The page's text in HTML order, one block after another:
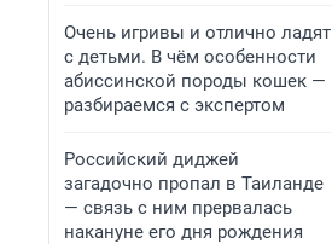
Очень игривы и отлично ладят
с детьми. В чём особенности
абиссинской породы кошек —
разбираемся с экспертом
Российский диджей
загадочно пропал в Таиланде
— связь с ним прервалась
накануне его дня рождения